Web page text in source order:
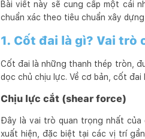
Bài viết này sẽ cung cấp một cái
chuẩn xác theo tiêu chuẩn xây dựng
1. Cốt đai là gì? Vai
Cốt đai là những thanh thép tròn,
dọc chủ chịu lực. Về cơ bản, cốt đai
Chịu lực cắt (shear force)
Đây là vai trò quan trọng nhất của
xuất hiện, đặc biệt tại các vị trí